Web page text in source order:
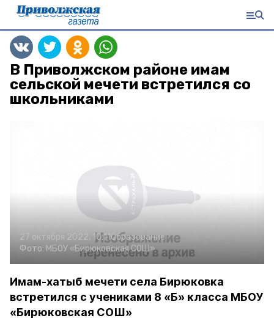
В Приволжском районе имам
сельской мечети встретился со
школьниками
27 октября 2022, 10:11Образование
Фото: МБОУ «Бирюковская СОШ»
Имам-хатыб мечети села Бирюковка
встретился с учениками 8 «Б» класса МБОУ
«Бирюковская СОШ»